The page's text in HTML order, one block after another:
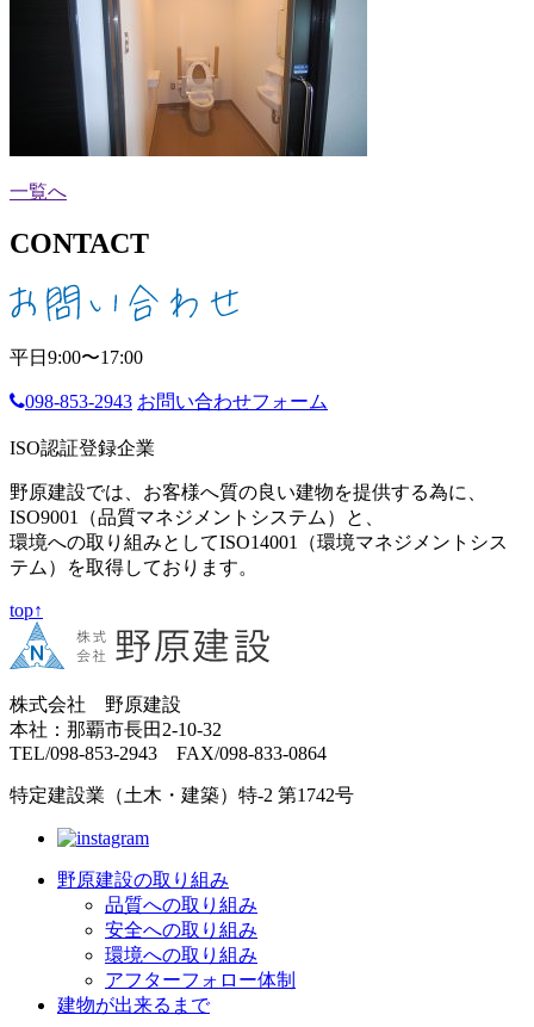
一覧へ
CONTACT
平日9:00〜17:00
098-853-2943 お問い合わせフォーム
ISO認証登録企業
野原建設では、お客様へ質の良い建物を提供する為に、
ISO9001（品質マネジメントシステム）と、
環境への取り組みとしてISO14001（環境マネジメントシス
テム）を取得しております。
top↑
株式会社 野原建設
本社：那覇市長田2-10-32
TEL/098-853-2943 FAX/098-833-0864
特定建設業（土木・建築）特-2 第1742号
野原建設の取り組み
品質への取り組み
安全への取り組み
環境への取り組み
アフターフォロー体制
建物が出来るまで